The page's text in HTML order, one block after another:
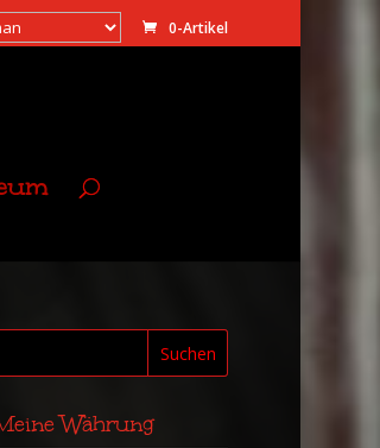
0-Artikel
Suchen
Währung